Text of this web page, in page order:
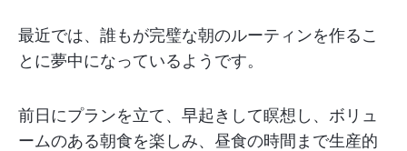
最近では、誰もが完璧な朝のルーティンを作るこ
とに夢中になっているようです。
前日にプランを立て、早起きして瞑想し、ボリュ
ームのある朝食を楽しみ、昼食の時間まで生産的